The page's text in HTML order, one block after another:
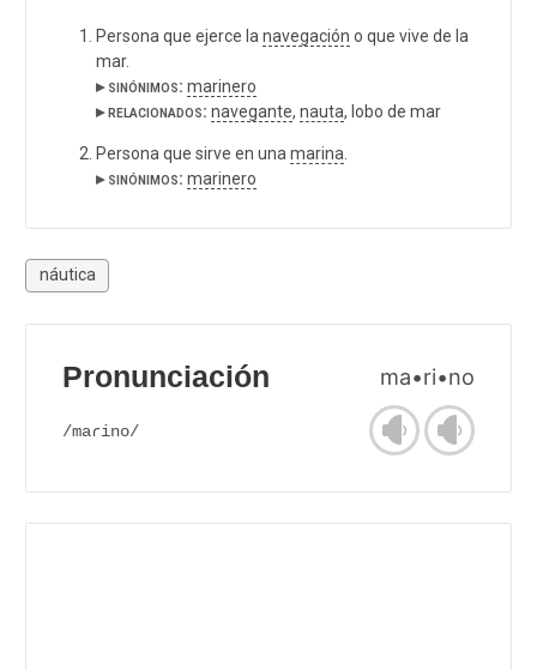
Persona que ejerce la navegación o que vive de la
mar.
▸ sinónimos: marinero
▸ relacionados: navegante, nauta, lobo de mar
Persona que sirve en una marina
▸ sinónimos: marinero
náutica
Pronunciación ma•ri•no
/maɾino/